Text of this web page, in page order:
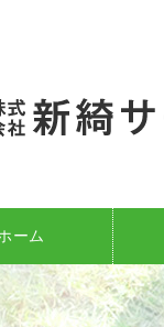
ーム